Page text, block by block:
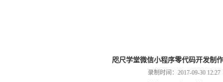
咫尺学堂微信小程序零代码开发制
录制时间：2017-09-30 12:27